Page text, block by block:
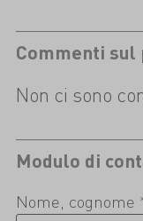
Commenti sul
Non ci sono
Modulo di
Nome, cognome